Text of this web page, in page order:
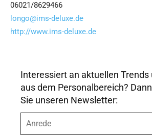
06021/8629466
longo@ims-deluxe.de
http://www.ims-deluxe.de
Interessiert an aktuellen Trends
aus dem Personalbereich?
Sie unseren Newsletter: